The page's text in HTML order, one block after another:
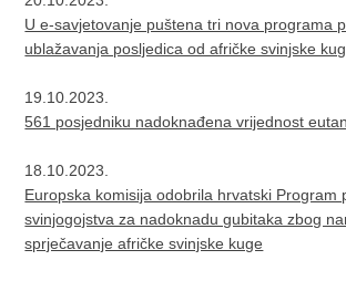
U e-savjetovanje puštena tri nova programa
ublažavanja posljedica od afričke svinjske
19.10.2023.
561 posjedniku nadoknađena vrijednost
18.10.2023.
Europska komisija odobrila hrvatski Program
svinjogojstva za nadoknadu gubitaka zbog
sprječavanje afričke svinjske kuge